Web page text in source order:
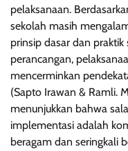
pelaksanaan.
sekolah masih
prinsip dasar dan
perancangan,
mencerminkan
(Sapto Irawan & Ramli.
menunjukkan bahwa
implementasi adalah
beragam dan seringkali